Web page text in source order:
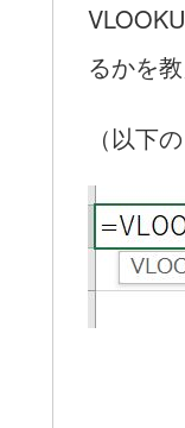
るかを
（以下